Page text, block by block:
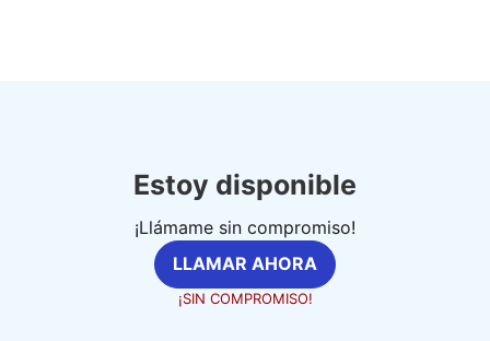
Estoy disponible
¡Llámame sin compromiso!
LLAMAR AHORA
¡SIN COMPROMISO!